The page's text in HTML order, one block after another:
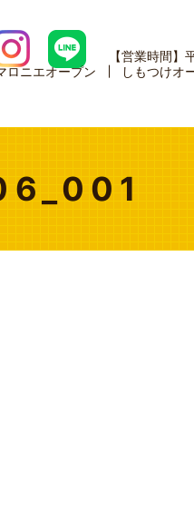
【営業時間】
ロニエオープン しもつけオ